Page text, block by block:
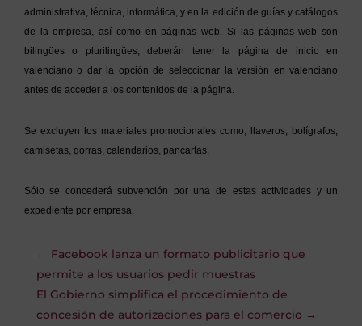
administrativa, técnica, informática, y en la edición de guías y catálogos
de la empresa, así como en páginas web. Si las páginas web son
bilingües o plurilingües, deberán tener la página de inicio en
valenciano o dar la opción de seleccionar la versión en valenciano
antes de acceder a los contenidos de la página.
Se excluyen los materiales promocionales como, llaveros, bolígrafos,
camisetas, gorras, calendarios, pancartas.
Sólo se concederá subvención por una de estas actividades y un
expediente por empresa.
← Facebook lanza un formato publicitario que
permite a los usuarios pedir muestras
El Gobierno simplifica el procedimiento de
concesión de autorizaciones para el comercio →